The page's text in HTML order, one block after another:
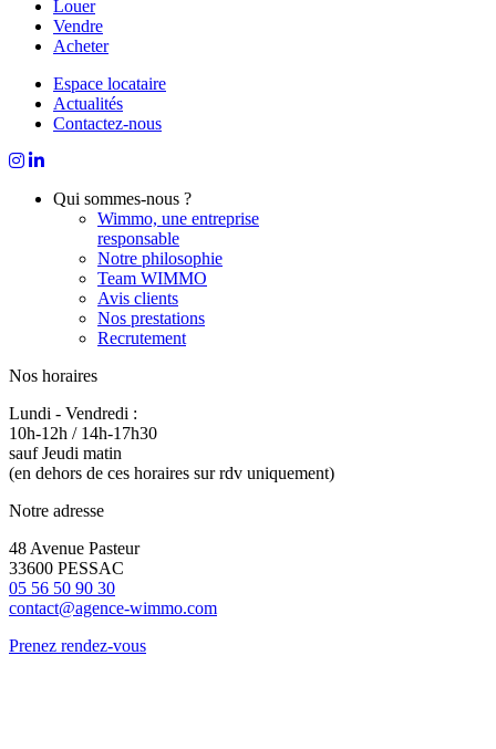
Louer
Vendre
Acheter
Espace locataire
Actualités
Contactez-nous
Qui sommes-nous ?
Wimmo, une entreprise
responsable
Notre philosophie
Team WIMMO
Avis clients
Nos prestations
Recrutement
Nos horaires
Lundi - Vendredi :
10h-12h / 14h-17h30
sauf Jeudi matin
(en dehors de ces horaires sur rdv uniquement)
Notre adresse
48 Avenue Pasteur
33600 PESSAC
05 56 50 90 30
contact@agence-wimmo.com
Prenez rendez-vous